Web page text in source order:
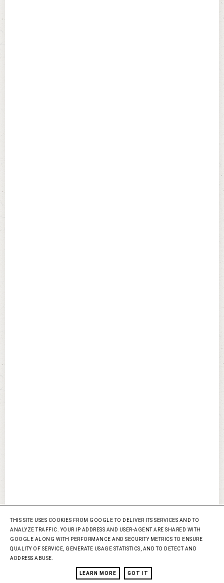
THIS SITE USES COOKIES FROM GOOGLE TO DELIVER ITS SERVICES AND TO
ANALYZE TRAFFIC. YOUR IP ADDRESS AND USER-AGENT ARE SHARED WITH
GOOGLE ALONG WITH PERFORMANCE AND SECURITY METRICS TO ENSURE
QUALITY OF SERVICE, GENERATE USAGE STATISTICS, AND TO DETECT AND
ADDRESS ABUSE.
LEARN MORE GOT IT